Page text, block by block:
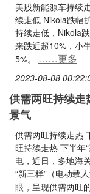
美股新能源车持续
续走低 Nikola跌幅
持续走低，Nikola
来跌近超10%，小
5%。 ……更多
2023-08-08
供需两旺持续走
景气
供需两旺持续走热
旺持续走热 下半年
电，近日，多地海
“新三样”（电动载
眼，呈现供需两旺